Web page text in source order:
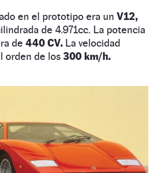
en el prototipo era un V12,
de 4.971cc. La potencia
de 440 CV. La velocidad
orden de los 300 km/h.